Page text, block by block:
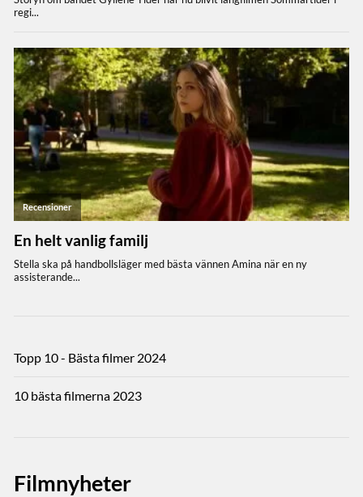
Topp 10 - Bästa filmer 2024
10 bästa filmerna 2023
Filmnyheter